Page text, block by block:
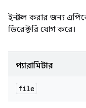
ইনস্টল করার জন্য
ডিরেক্টরি যোগ করে।
প্যারামিটার
file